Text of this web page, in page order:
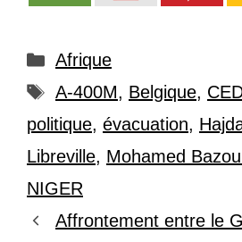
Catégories
Afrique
Étiquettes
A-400M, Belgique,
politique, évacuation,
Libreville, Mohamed
NIGER
Affrontement entre le